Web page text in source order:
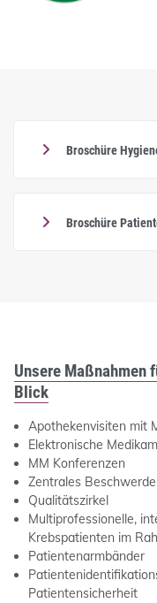
Broschüre
Broschüre
Unsere Maßnahmen
Blick
Apothekenvisiten mit
Elektronische
MM Konferenzen
Zentrales
Qualitätszirkel
Multiprofessionelle,
Krebspatienten im
Patientenarmbänder
Patientensicherheit